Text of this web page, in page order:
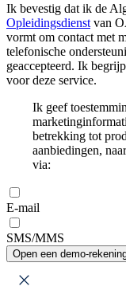
Ik bevestig dat ik de
Opleidingsdienst van
vormt om contact met
telefonische
geaccepteerd. Ik
voor deze service.
Ik geef
betrekking tot
aanbiedingen,
via:
E-mail
SMS/MMS
Open een demo-